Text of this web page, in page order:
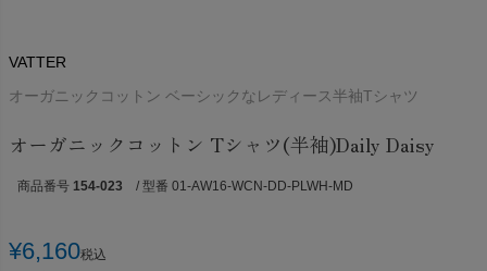
VATTER
オーガニックコットン ベーシックなレディース半袖Tシャツ
オーガニックコットン Tシャツ(半袖)Daily Daisy
商品番号 154-023 / 型番 01-AW16-WCN-DD-PLWH-MD
¥6,160税込